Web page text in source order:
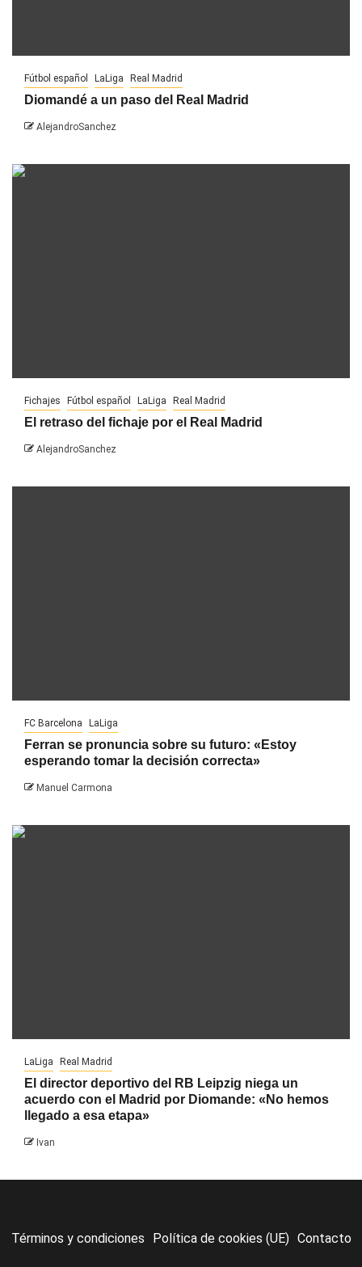
Fútbol español LaLiga Real Madrid
Diomandé a un paso del Real Madrid
AlejandroSanchez
Fichajes Fútbol español LaLiga Real Madrid
El retraso del fichaje por el Real Madrid
AlejandroSanchez
FC Barcelona LaLiga
Ferran se pronuncia sobre su futuro: «Estoy
esperando tomar la decisión correcta»
Manuel Carmona
LaLiga Real Madrid
El director deportivo del RB Leipzig niega un
acuerdo con el Madrid por Diomande: «No hemos
llegado a esa etapa»
Ivan
Términos y condiciones Política de cookies (UE) Contacto